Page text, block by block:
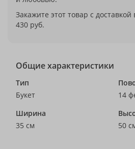
Закажите этот товар с
430 руб.
Общие характеристики
Тип
Букет
14
Ширина
35 см
50